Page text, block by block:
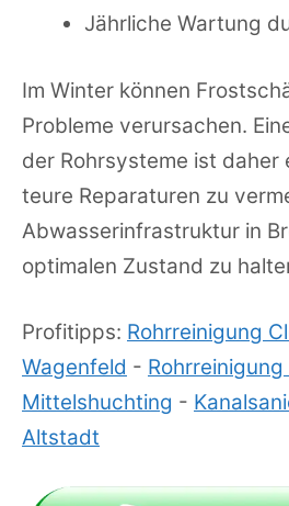
Jährliche Wartung
Im Winter können
Probleme verursachen.
der Rohrsysteme ist daher
teure Reparaturen zu
Abwasserinfrastruktur in
optimalen Zustand zu
Profitipps: Rohrreinigung
Wagenfeld - Rohrreinigung
Mittelshuchting -
Altstadt